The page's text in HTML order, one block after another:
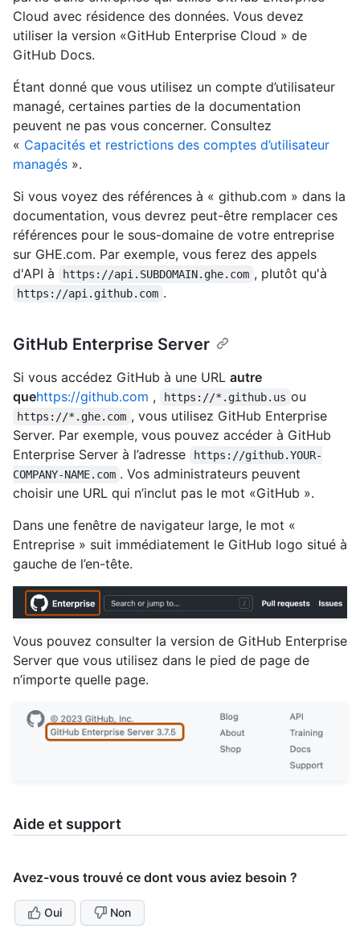
Cloud avec résidence des données. Vous devez
utiliser la version «GitHub Enterprise Cloud » de
GitHub Docs.
Étant donné que vous utilisez un compte d’utilisateur
managé, certaines parties de la documentation
peuvent ne pas vous concerner. Consultez
« Capacités et restrictions des comptes d’utilisateur
managés ».
Si vous voyez des références à « github.com » dans la
documentation, vous devrez peut-être remplacer ces
références pour le sous-domaine de votre entreprise
sur GHE.com. Par exemple, vous ferez des appels
d'API à
https://api.SUBDOMAIN.ghe.com , plutôt qu'à
https://api.github.com .
GitHub Enterprise Server
Si vous accédez GitHub à une URL autre
quehttps://github.com , https://*.github.us ou
https://*.ghe.com , vous utilisez GitHub Enterprise
Server. Par exemple, vous pouvez accéder à GitHub
Enterprise Server à l’adresse
https://github.YOUR-
COMPANY-NAME.com . Vos administrateurs peuvent
choisir une URL qui n’inclut pas le mot «GitHub ».
Dans une fenêtre de navigateur large, le mot «
Entreprise » suit immédiatement le GitHub logo situé à
gauche de l’en-tête.
Vous pouvez consulter la version de GitHub Enterprise
Server que vous utilisez dans le pied de page de
n’importe quelle page.
Aide et support
Avez-vous trouvé ce dont vous aviez besoin ?
Oui Non